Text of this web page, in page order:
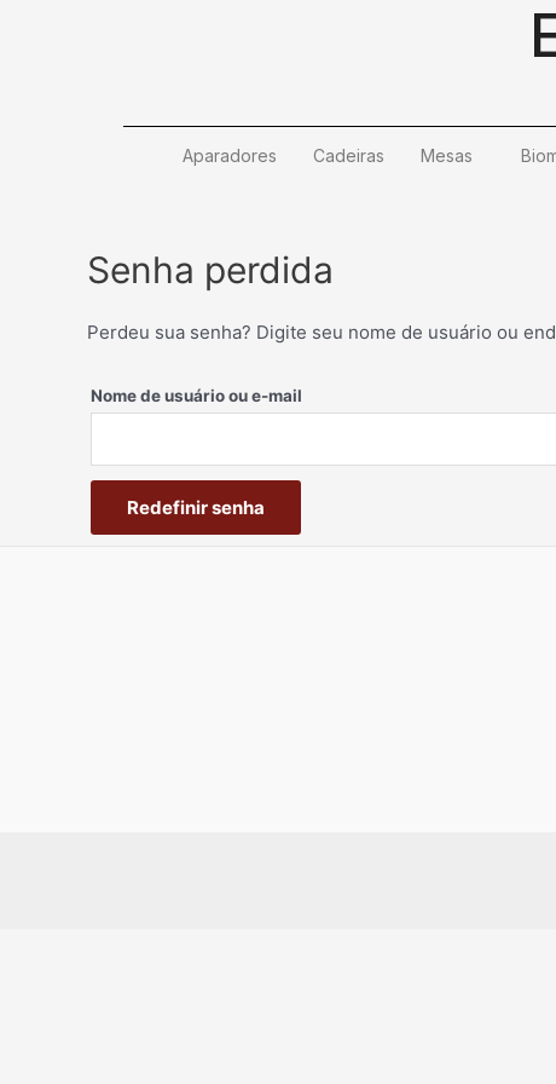
Aparadores Cadeiras Mesas
Senha perdida
Perdeu sua senha? Digite seu nome de usuário ou
Nome de usuário ou e-mail
Redefinir senha